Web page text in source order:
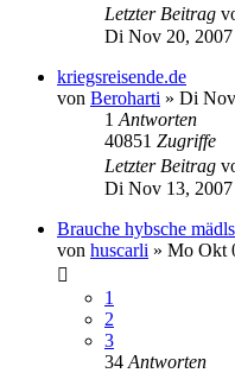
Letzter Beitrag
Di Nov 20,
kriegsreisende.de
von Beroharti » Di
1 Antworten
40851 Zugriffe
Letzter Beitrag
Di Nov 13,
Brauche hybsche
von huscarli » Mo Okt
1
2
3
34 Antworten